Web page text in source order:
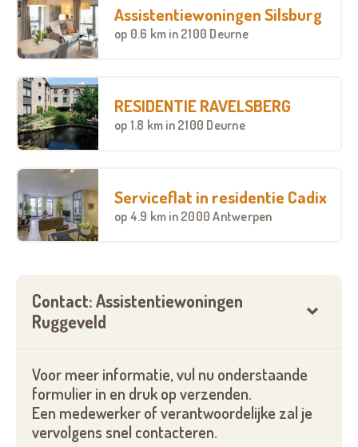
stalling voor fietsen en scootmobiels.
In hetdienstencentrum met buurtbistro
gelijkvloerse verdieping kun je terecht voor
diensten.
Assistentiewoningen Silsburg
op 0.6 km in 2100 Deurne
RESIDENTIE RAVELSBERG
op 1.8 km in 2100 Deurne
Serviceflat in residentie Cadix
op 4.9 km in 2000 Antwerpen
Contact: Assistentiewoningen
Ruggeveld
Voor meer informatie, vul nu onderstaande
formulier in en druk op verzenden.
Een medewerker of verantwoordelijke zal je
vervolgens snel contacteren.